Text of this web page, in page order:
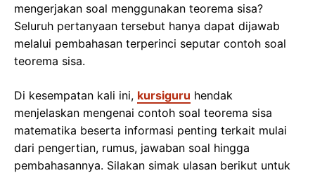
mengerjakan soal menggunakan teorema sisa?
Seluruh pertanyaan tersebut hanya dapat dijawab
melalui pembahasan terperinci seputar contoh soal
teorema sisa.
Di kesempatan kali ini, kursiguru hendak
menjelaskan mengenai contoh soal teorema sisa
matematika beserta informasi penting terkait mulai
dari pengertian, rumus, jawaban soal hingga
pembahasannya. Silakan simak ulasan berikut untuk